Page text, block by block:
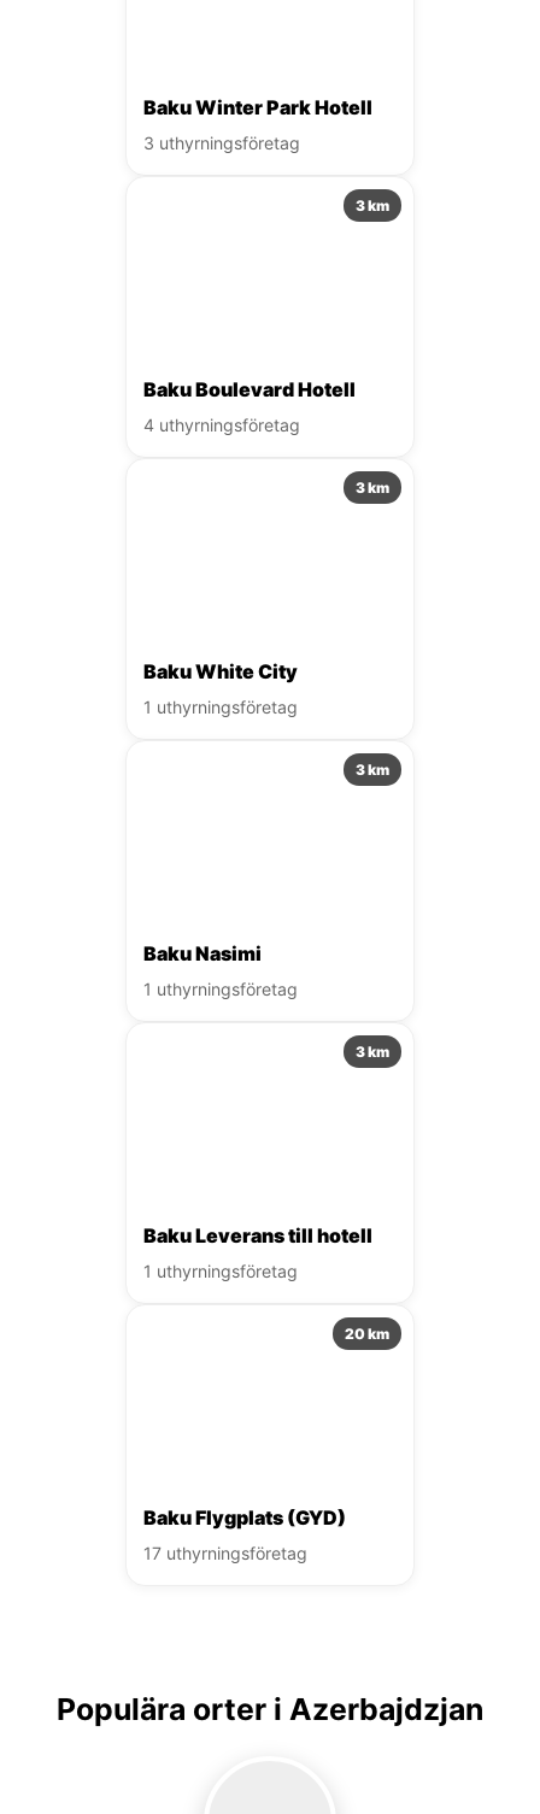
Baku Winter Park Hotell
3 uthyrningsföretag
3 km
Baku Boulevard Hotell
4 uthyrningsföretag
3 km
Baku White City
1 uthyrningsföretag
3 km
Baku Nasimi
1 uthyrningsföretag
3 km
Baku Leverans till hotell
1 uthyrningsföretag
20 km
Baku Flygplats (GYD)
17 uthyrningsföretag
Populära orter i Azerbajdzjan